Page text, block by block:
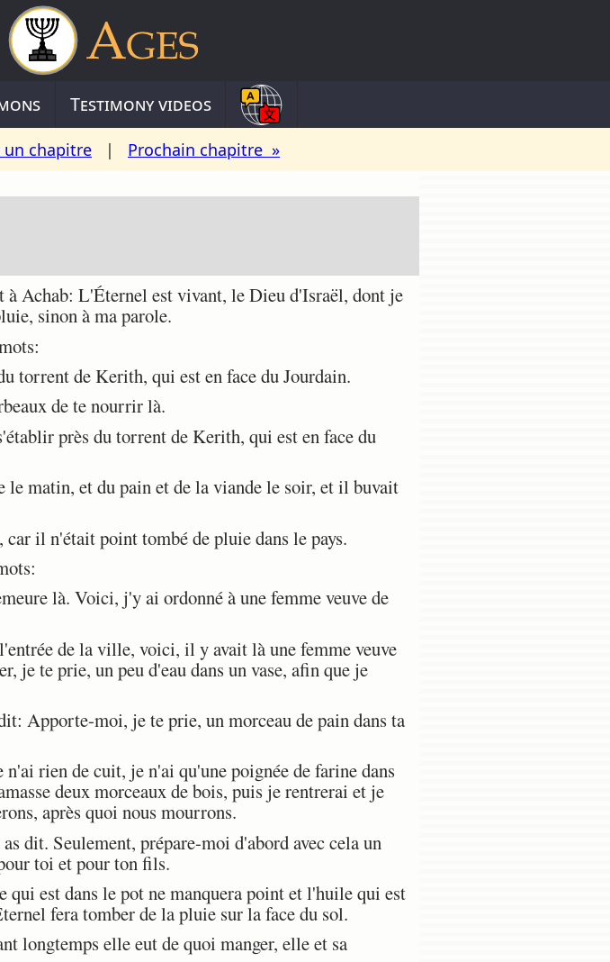
Testimony videos
un chapitre | Prochain chapitre »
Achab: L'Éternel est vivant, le Dieu d'Israël, dont je
sinon à ma parole.
torrent de Kerith, qui est en face du Jourdain.
de te nourrir là.
près du torrent de Kerith, qui est en face du
matin, et du pain et de la viande le soir, et il buvait
il n'était point tombé de pluie dans le pays.
là. Voici, j'y ai ordonné à une femme veuve de
de la ville, voici, il y avait là une femme veuve
je te prie, un peu d'eau dans un vase, afin que je
Apporte-moi, je te prie, un morceau de pain dans ta
rien de cuit, je n'ai qu'une poignée de farine dans
deux morceaux de bois, puis je rentrerai et je
après quoi nous mourrons.
dit. Seulement, prépare-moi d'abord avec cela un
toi et pour ton fils.
est dans le pot ne manquera point et l'huile qui est
fera tomber de la pluie sur la face du sol.
longtemps elle eut de quoi manger, elle et sa